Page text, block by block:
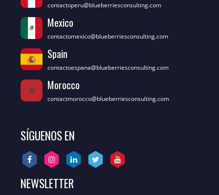
contactoperu@blueberriesconsulting.com
Mexico
contactomexico@blueberriesconsulting.com
Spain
contactoespana@blueberriesconsulting.com
Morocco
contactmorocco@blueberriesconsulting.com
SÍGUENOS EN
NEWSLETTER